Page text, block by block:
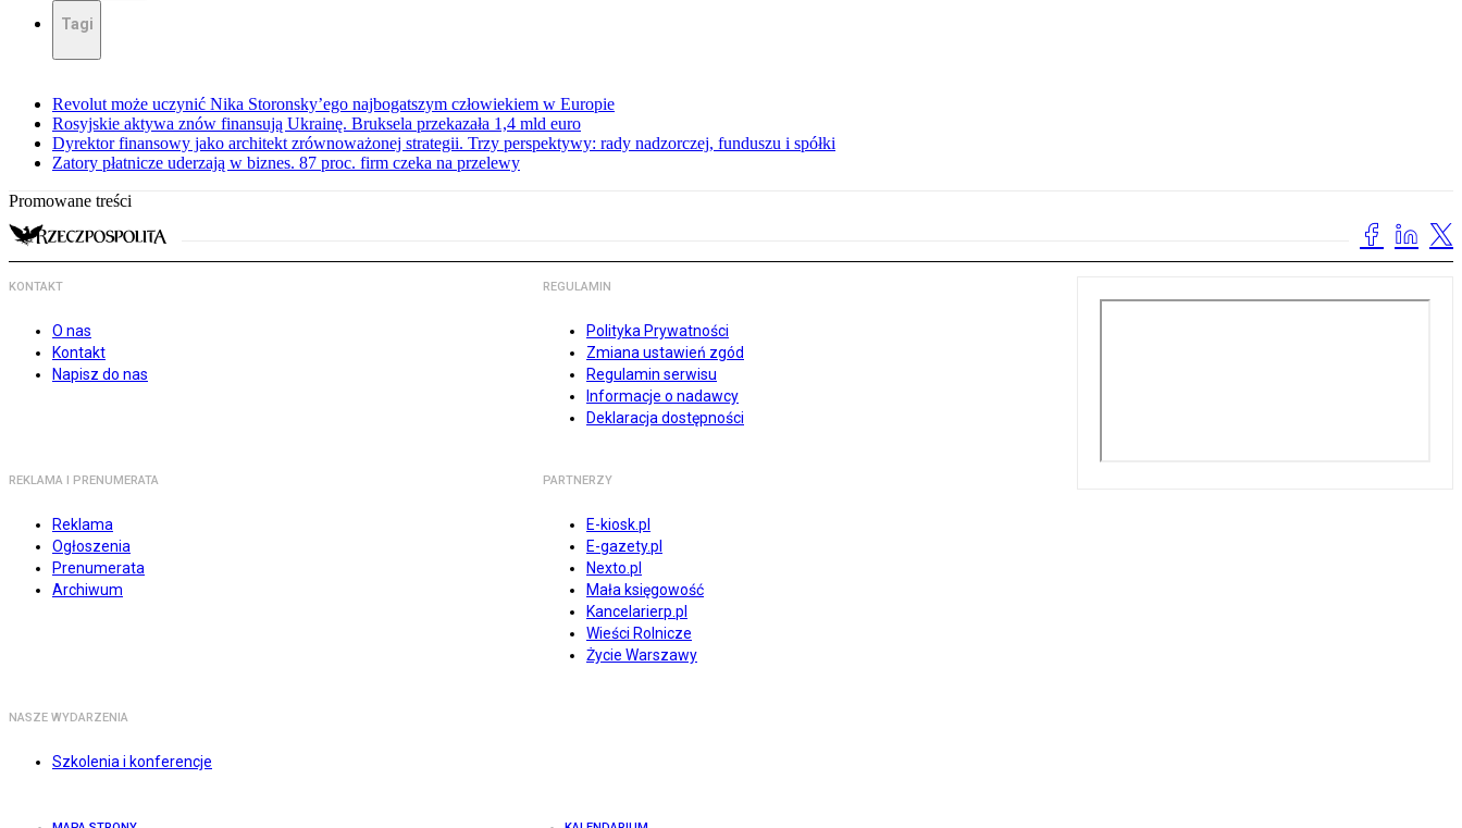
Tagi
Revolut może uczynić Nika Storonsky’ego najbogatszym człowiekiem w Europie
Rosyjskie aktywa znów finansują Ukrainę. Bruksela przekazała 1,4 mld euro
Dyrektor finansowy jako architekt zrównoważonej strategii. Trzy perspektywy: rady nadzorczej, funduszu i spółki
Zatory płatnicze uderzają w biznes. 87 proc. firm czeka na przelewy
Promowane treści
KONTAKT
O nas
Kontakt
Napisz do nas
REGULAMIN
Polityka Prywatności
Zmiana ustawień zgód
Regulamin serwisu
Informacje o nadawcy
Deklaracja dostępności
REKLAMA I PRENUMERATA
Reklama
Ogłoszenia
Prenumerata
Archiwum
PARTNERZY
E-kiosk.pl
E-gazety.pl
Nexto.pl
Mała księgowość
Kancelarierp.pl
Wieści Rolnicze
Życie Warszawy
NASZE WYDARZENIA
Szkolenia i konferencje